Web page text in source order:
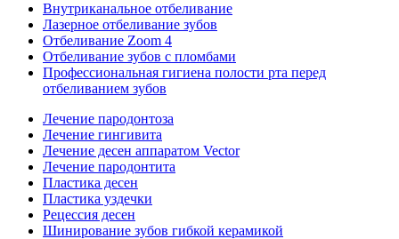
Внутриканальное отбеливание
Лазерное отбеливание зубов
Отбеливание Zoom 4
Отбеливание зубов с пломбами
Профессиональная гигиена полости рта перед
отбеливанием зубов
Лечение пародонтоза
Лечение гингивита
Лечение десен аппаратом Vector
Лечение пародонтита
Пластика десен
Пластика уздечки
Рецессия десен
Шинирование зубов гибкой керамикой